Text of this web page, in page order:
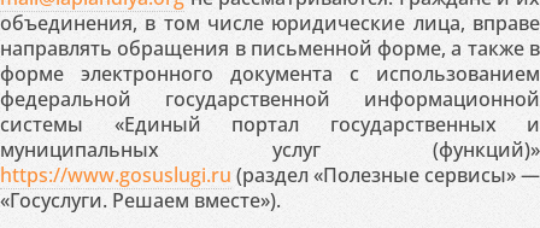
объединения, в том числе юридические лица, вправе
направлять обращения в письменной форме, а также в
форме электронного документа с использованием
федеральной государственной информационной
системы «Единый портал государственных и
муниципальных услуг (функций)»
https://www.gosuslugi.ru (раздел «Полезные сервисы» —
«Госуслуги. Решаем вместе»).